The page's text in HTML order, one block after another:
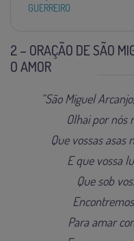
GUERREIRO
2 – ORAÇÃO DE SÃO
O AMOR
“São Miguel
Olhai por nós
Que vossas asas
E que vossa
Que sob
Para amar